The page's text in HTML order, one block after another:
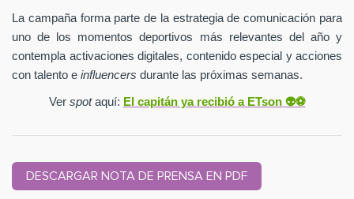
La campaña forma parte de la estrategia de comunicación para
uno de los momentos deportivos más relevantes del año y
contempla activaciones digitales, contenido especial y acciones
con talento e influencers durante las próximas semanas.
Ver spotaquí: El capitán ya recibió a ETson 👽⚽️
DESCARGAR NOTA DE PRENSA EN PDF